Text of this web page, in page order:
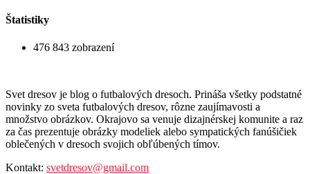
Štatistiky
476 843 zobrazení
Svet dresov je blog o futbalových dresoch. Prináša všetky podstatné
novinky zo sveta futbalových dresov, rôzne zaujímavosti a
množstvo obrázkov. Okrajovo sa venuje dizajnérskej komunite a raz
za čas prezentuje obrázky modeliek alebo sympatických fanúšičiek
oblečených v dresoch svojich obľúbených tímov.
Kontakt: svetdresov@gmail.com